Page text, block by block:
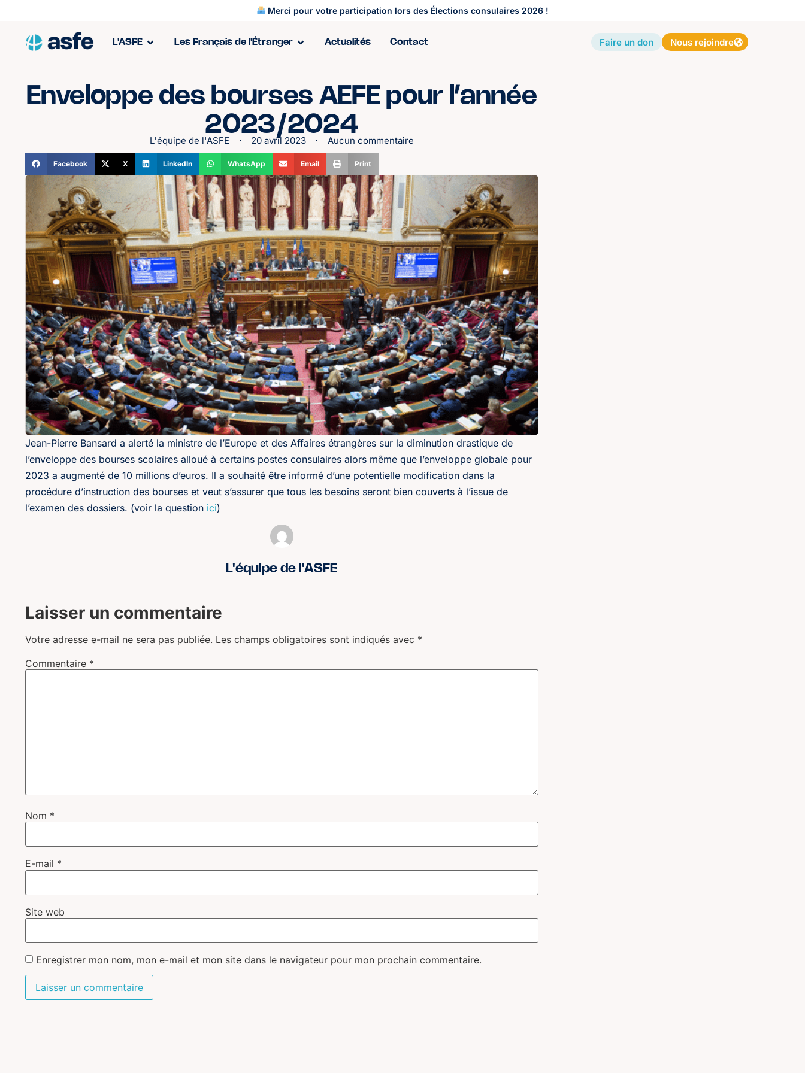
Merci pour votre participation lors des Élections consulaires 2026 !
L'ASFE Les Français de l'Étranger Actualités Contact Faire un don Nous rejoindre
Enveloppe des bourses AEFE pour l’année
2023/2024
L'équipe de l'ASFE 20 avril 2023 Aucun commentaire
Facebook X LinkedIn WhatsApp Email Print
Jean-Pierre Bansard a alerté la ministre de l’Europe et des Affaires étrangères sur la diminution drastique de
l’enveloppe des bourses scolaires alloué à certains postes consulaires alors même que l’enveloppe globale pour
2023 a augmenté de 10 millions d’euros. Il a souhaité être informé d’une potentielle modification dans la
procédure d’instruction des bourses et veut s’assurer que tous les besoins seront bien couverts à l’issue de
l’examen des dossiers. (voir la question ici)
L'équipe de l'ASFE
Laisser un commentaire
Votre adresse e-mail ne sera pas publiée. Les champs obligatoires sont indiqués avec *
Commentaire *
Nom *
E-mail *
Site web
Enregistrer mon nom, mon e-mail et mon site dans le navigateur pour mon prochain commentaire.